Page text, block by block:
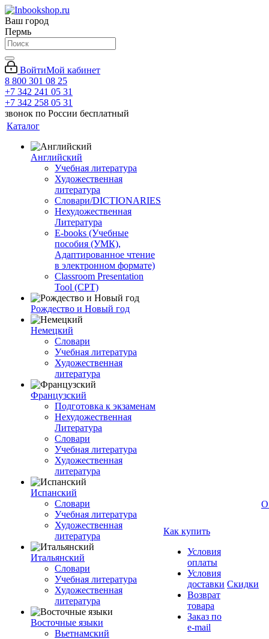
Ваш город
Пермь
ВойтиМой кабинет
8 800 301 08 25
+7 342 241 05 31
+7 342 258 05 31
звонок по России бесплатный
Каталог
Английский
Учебная литература
Художественная
литература
Словари/DICTIONARIES
Нехудожественная
Литература
E-books (Учебные
пособия (УМК),
Адаптированное чтение
в электронном формате)
Classroom Presentation
Tool (CPT)
Рождество и Новый год
Немецкий
Словари
Учебная литература
Художественная
литература
Французский
Подготовка к экзаменам
Нехудожественная
Литература
Словари
Учебная литература
Художественная
литература
Испанский
Словари
Учебная литература
Художественная
литература
Итальянский
Словари
Учебная литература
Художественная
литература
Восточные языки
Вьетнамский
Как купить
Условия
оплаты
Условия
доставки
Возврат
товара
Заказ по
e-mail
Скидки
О